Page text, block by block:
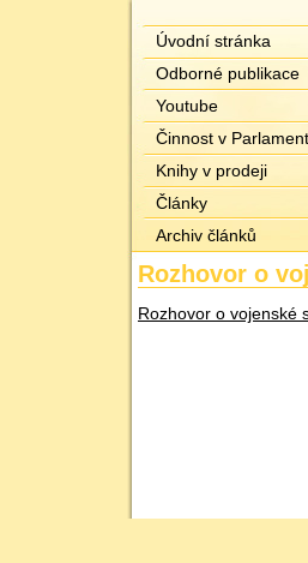
Úvodní stránka
Odborné publikace
Youtube
Činnost v
Knihy v prodeji
Články
Archiv článků
Rozhovor o
Rozhovor o vojenské